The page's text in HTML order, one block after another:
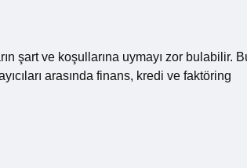
şart ve koşullarına uymayı zor bulabilir.
arasında finans, kredi ve faktöring